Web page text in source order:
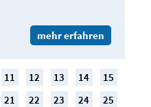
mehr erfahren
11 12 13 14
15
21 22 23 24
25